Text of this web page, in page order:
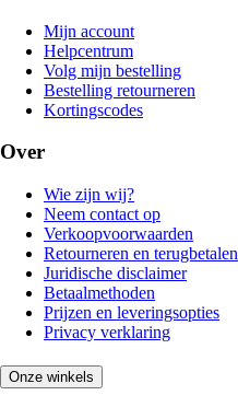
Mijn account
Helpcentrum
Volg mijn bestelling
Bestelling retourneren
Kortingscodes
Over
Wie zijn wij?
Neem contact op
Verkoopvoorwaarden
Retourneren en terugbetalen
Juridische disclaimer
Betaalmethoden
Prijzen en leveringsopties
Privacy verklaring
Onze winkels